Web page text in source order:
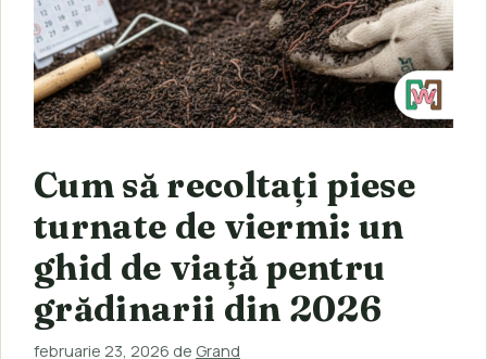
Cum să recoltați piese
turnate de viermi: un
ghid de viață pentru
grădinarii din 2026
februarie 23, 2026 de Grand